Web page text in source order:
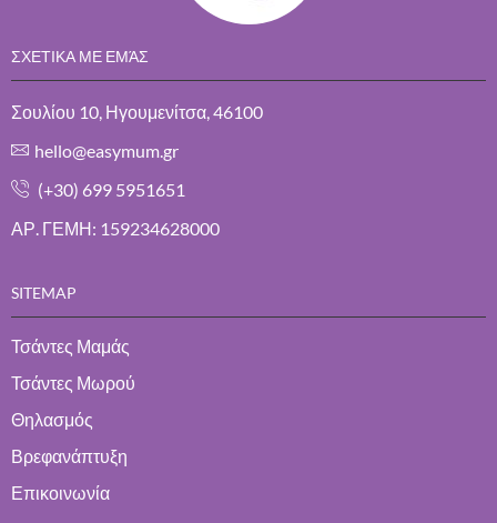
ΣΧΕΤΙΚΑ ΜΕ ΕΜΆΣ
Σουλίου 10, Ηγουμενίτσα, 46100
hello@easymum.gr
(+30) 699 5951651
ΑΡ. ΓΕΜΗ: 159234628000
SITEMAP
Τσάντες Μαμάς
Τσάντες Μωρού
Θηλασμός
Βρεφανάπτυξη
Επικοινωνία